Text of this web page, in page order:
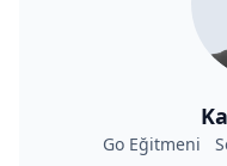
Go Eğitmeni